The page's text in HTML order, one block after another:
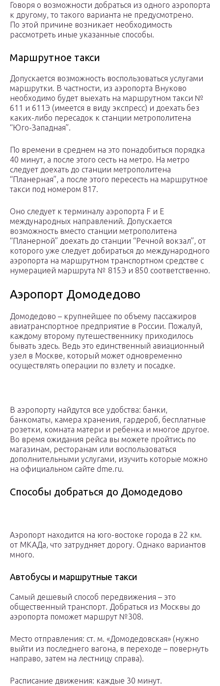
Говоря о возможности добраться из одного аэропорта
к другому, то такого варианта не предусмотрено.
По этой причине возникает необходимость
рассмотреть иные указанные способы.
Маршрутное такси
Допускается возможность воспользоваться услугами
маршрутки. В частности, из аэропорта Внуково
необходимо будет выехать на маршрутном такси №
611 и 611Э (имеется в виду экспресс) и доехать без
каких-либо пересадок к станции метрополитена
“Юго-Западная”.
По времени в среднем на это понадобиться порядка
40 минут, а после этого сесть на метро. На метро
следует доехать до станции метрополитена
“Планерная”, а после этого пересесть на маршрутное
такси под номером 817.
Оно следует к терминалу аэропорта F и E
международных направлений. Допускается
возможность вместо станции метрополитена
“Планерной” доехать до станции “Речной вокзал”, от
которого уже следует добираться до международного
аэропорта на маршрутном транспортном средстве с
нумерацией маршрута № 815Э и 850 соответственно.
Аэропорт Домодедово
Домодедово – крупнейшее по объему пассажиров
авиатранспортное предприятие в России. Пожалуй,
каждому второму путешественнику приходилось
бывать здесь. Ведь это единственный авиационный
узел в Москве, который может одновременно
осуществлять операции по взлету и посадке.
В аэропорту найдутся все удобства: банки,
банкоматы, камера хранения, гардероб, бесплатные
розетки, комната матери и ребенка и многое другое.
Во время ожидания рейса вы можете пройтись по
магазинам, ресторанам или воспользоваться
дополнительными услугами, изучить которые можно
на официальном сайте dme.ru.
Способы добраться до Домодедово
Аэропорт находится на юго-востоке города в 22 км.
от МКАДа, что затрудняет дорогу. Однако вариантов
много.
Автобусы и маршрутные такси
Самый дешевый способ передвижения – это
общественный транспорт. Добраться из Москвы до
аэропорта поможет маршрут №308.
Место отправления: ст. м. «Домодедовская» (нужно
выйти из последнего вагона, в переходе – повернуть
направо, затем на лестницу справа).
Расписание движения: каждые 30 минут.